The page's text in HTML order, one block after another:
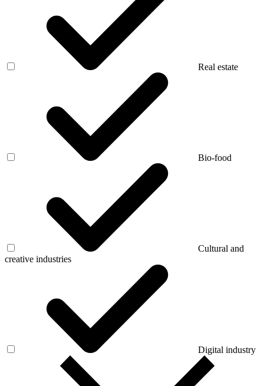
Real estate
Bio-food
Cultural and
creative industries
Digital industry